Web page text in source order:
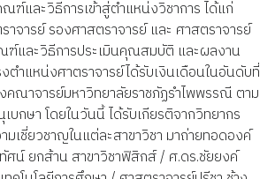
ณฑ์และวิธีการเข้าสู่ตำแหน่งวิชาการ ได้แก่
จารย์ รองศาสตราจารย์ และ ศาสตราจารย์
ฑ์และวิธีการประเมินคุณสมบัติ และผลงาน
ตำแหน่งศาตราจารย์ได้รับเงินเดือนในอันดับที่
ณาจารย์มหาวิทยาลัยราชภัฏรำไพพรรณี ตาม
บกษา โดยในวันนี้ ได้รับเกียรติจากวิทยากร
ชี่ยวชาญในแต่ละสาขาวิชา มาถ่ายทอดองค์
ศน์ ยกส้าน สาขาวิชาฟิสิกส์ / ศ.ดร.ชัยยงค์